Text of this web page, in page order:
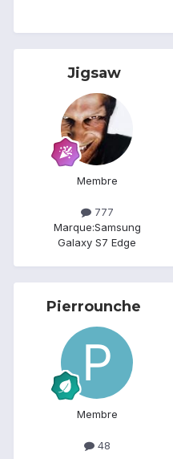
Jigsaw
Membre
777
Marque:Samsung
Galaxy S7 Edge
Pierrounche
Membre
48